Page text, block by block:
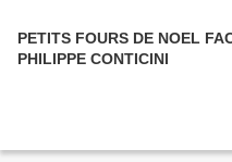
PETITS FOURS DE NOEL
PHILIPPE CONTICINI